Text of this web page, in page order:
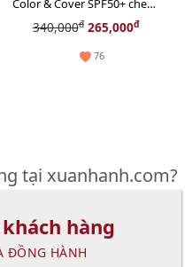
Color & Cover SPF50+ che
phủ tốt, lì mịn, #05 sáng tự
340,000đ265,000đ
76
tại xuanhanh.com?
hàng
ĐỒNG HÀNH